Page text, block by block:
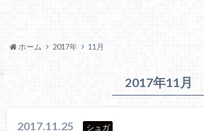
ホーム 2017年 11月
2017年11月
2017.11.25 シュガ